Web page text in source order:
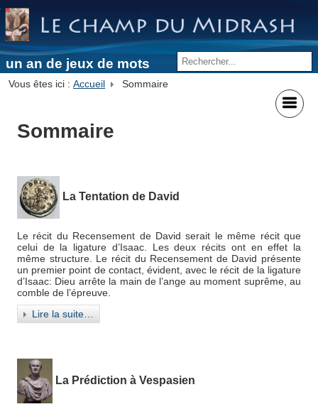
un an de jeux de mots
Vous êtes ici : Accueil Sommaire
Sommaire
La Tentation de David
Le récit du Recensement de David serait le même récit que
celui de la ligature d’Isaac. Les deux récits ont en effet la
même structure. Le récit du Recensement de David présente
un premier point de contact, évident, avec le récit de la ligature
d’Isaac: Dieu arrête la main de l’ange au moment suprême, au
comble de l’épreuve.
Lire la suite…
La Prédiction à Vespasien